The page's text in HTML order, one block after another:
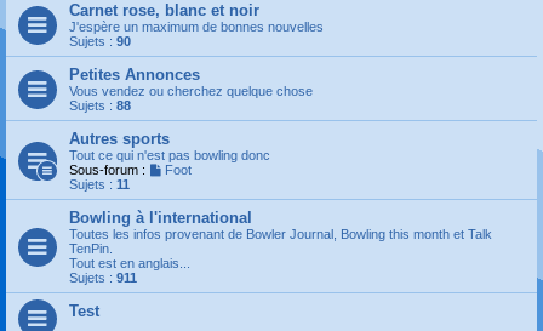
Carnet rose, blanc et noir
J'espère un maximum de bonnes nouvelles
Sujets : 90
Petites Annonces
Vous vendez ou cherchez quelque chose
Sujets : 88
Autres sports
Tout ce qui n'est pas bowling donc
Sous-forum :
Foot
Sujets : 11
Bowling à l'international
Toutes les infos provenant de Bowler Journal, Bowling this month et Talk
TenPin.
Tout est en anglais...
Sujets : 911
Test